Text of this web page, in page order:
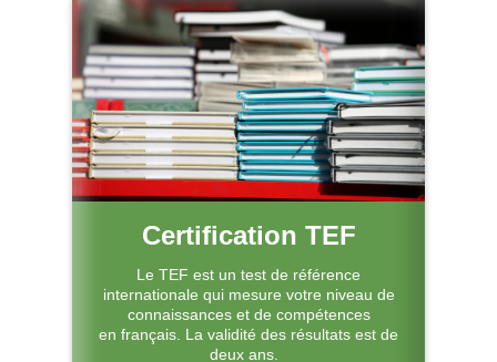
Certification TEF
Le TEF est un test de référence
internationale qui mesure votre niveau de
connaissances et de compétences
en français. La validité des résultats est de
deux ans.